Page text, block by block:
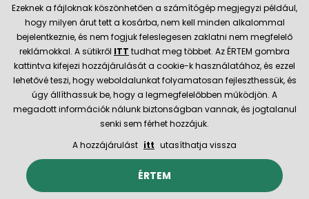
Aktuális információk
Szállítás és fizetési módok
Megbízható kereskedő
© 2026 Hecht.cz Általános szerződési feltételek
Az e-boltot létrehozta és technikailag biztosítjaSIMPLIA.cz
Ezeknek a fájloknak köszönhetően a számítógép megjegyzi például,
hogy milyen árut tett a kosárba, nem kell minden alkalommal
bejelentkeznie, és nem fogjuk feleslegesen zaklatni nem megfelelő
reklámokkal. A sütikről ITT tudhat meg többet. Az ÉRTEM gombra
kattintva kifejezi hozzájárulását a cookie-k használatához, és ezzel
lehetővé teszi, hogy weboldalunkat folyamatosan fejleszthessük, és
úgy állíthassuk be, hogy a legmegfelelőbben működjön. A
megadott információk nálunk biztonságban vannak, és jogtalanul
senki sem férhet hozzájuk.
A hozzájárulást itt utasíthatja vissza
ÉRTEM